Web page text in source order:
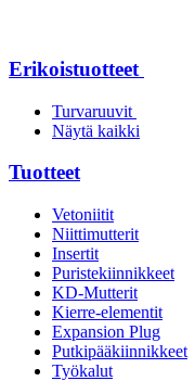
Erikoistuotteet
Turvaruuvit
Näytä kaikki
Tuotteet
Vetoniitit
Niittimutterit
Insertit
Puristekiinnikkeet
KD-Mutterit
Kierre-elementit
Expansion Plug
Putkipääkiinnikkeet
Työkalut